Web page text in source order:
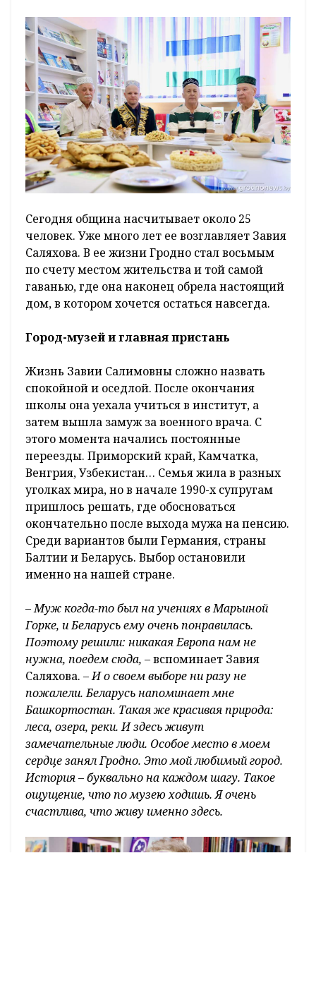
Сегодня община насчитывает около 25
человек. Уже много лет ее возглавляет Завия
Саляхова. В ее жизни Гродно стал восьмым
по счету местом жительства и той самой
гаванью, где она наконец обрела настоящий
дом, в котором хочется остаться навсегда.
Город-музей и главная пристань
Жизнь Завии Салимовны сложно назвать
спокойной и оседлой. После окончания
школы она уехала учиться в институт, а
затем вышла замуж за военного врача. С
этого момента начались постоянные
переезды. Приморский край, Камчатка,
Венгрия, Узбекистан… Семья жила в разных
уголках мира, но в начале 1990-х супругам
пришлось решать, где обосноваться
окончательно после выхода мужа на пенсию.
Среди вариантов были Германия, страны
Балтии и Беларусь. Выбор остановили
именно на нашей стране.
– Муж когда-то был на учениях в Марьиной
Горке, и Беларусь ему очень понравилась.
Поэтому решили: никакая Европа нам не
нужна, поедем сюда, – вспоминает Завия
Саляхова. –И о своем выборе ни разу не
пожалели. Беларусь напоминает мне
Башкортостан. Такая же красивая природа:
леса, озера, реки. И здесь живут
замечательные люди. Особое место в моем
сердце занял Гродно. Это мой любимый город.
История – буквально на каждом шагу. Такое
ощущение, что по музею ходишь. Я очень
счастлива, что живу именно здесь.